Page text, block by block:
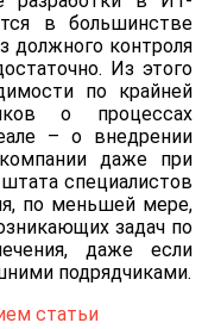
в большинстве
должного контроля
Из этого
по крайней
о процессах
– о внедрении
даже при
специалистов
по меньшей мере,
задач по
даже если
подрядчиками.
статьи